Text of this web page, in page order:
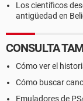
Los científicos
antigüedad en
CONSULTA
Cómo ver el
Cómo buscar
Emuladores de